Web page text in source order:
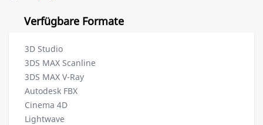
Verfügbare Formate
3D Studio
3DS MAX Scanline
3DS MAX V-Ray
Autodesk FBX
Cinema 4D
Lightwave